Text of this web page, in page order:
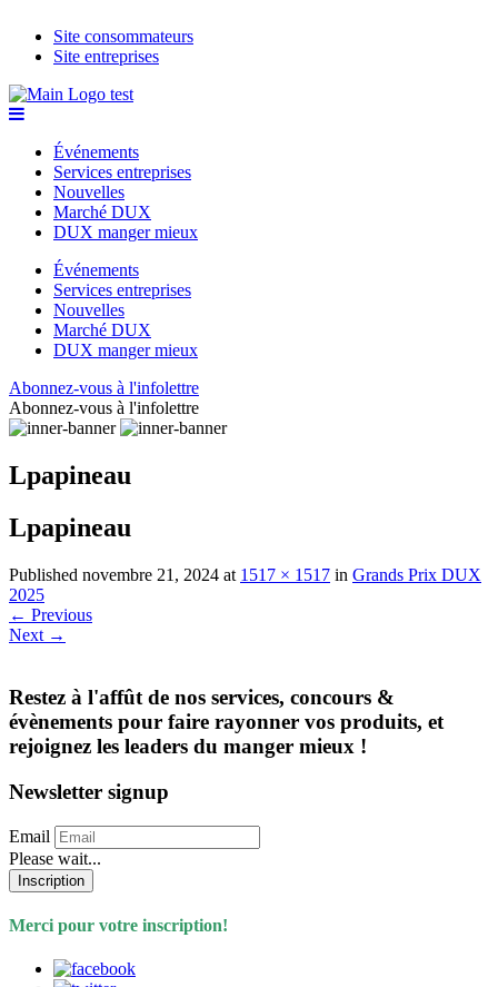
Site consommateurs
Site entreprises
Événements
Services entreprises
Nouvelles
Marché DUX
DUX manger mieux
Événements
Services entreprises
Nouvelles
Marché DUX
DUX manger mieux
Abonnez-vous à l'infolettre
Abonnez-vous à l'infolettre
Lpapineau
Lpapineau
Published novembre 21, 2024 at 1517 × 1517 in Grands Prix DUX
2025
← Previous
Next →
Restez à l'affût de nos services, concours &
évènements pour faire rayonner vos produits, et
rejoignez les leaders du manger mieux !
Newsletter signup
Email
Please wait...
Inscription
Merci pour votre inscription!